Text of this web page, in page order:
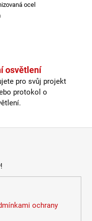
ocel
osvětlení
pro svůj projekt
protokol o
ochrany